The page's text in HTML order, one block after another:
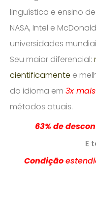
linguística e ensino
NASA, Intel e
universidades
Seu maior diferencial:
cientificamente e
do idioma em 3x
métodos atuais.
63%de
E
Condição